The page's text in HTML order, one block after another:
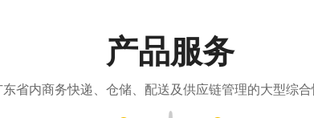
产品服务
东省内商务快递、仓储、配送及供应链管理的大型综